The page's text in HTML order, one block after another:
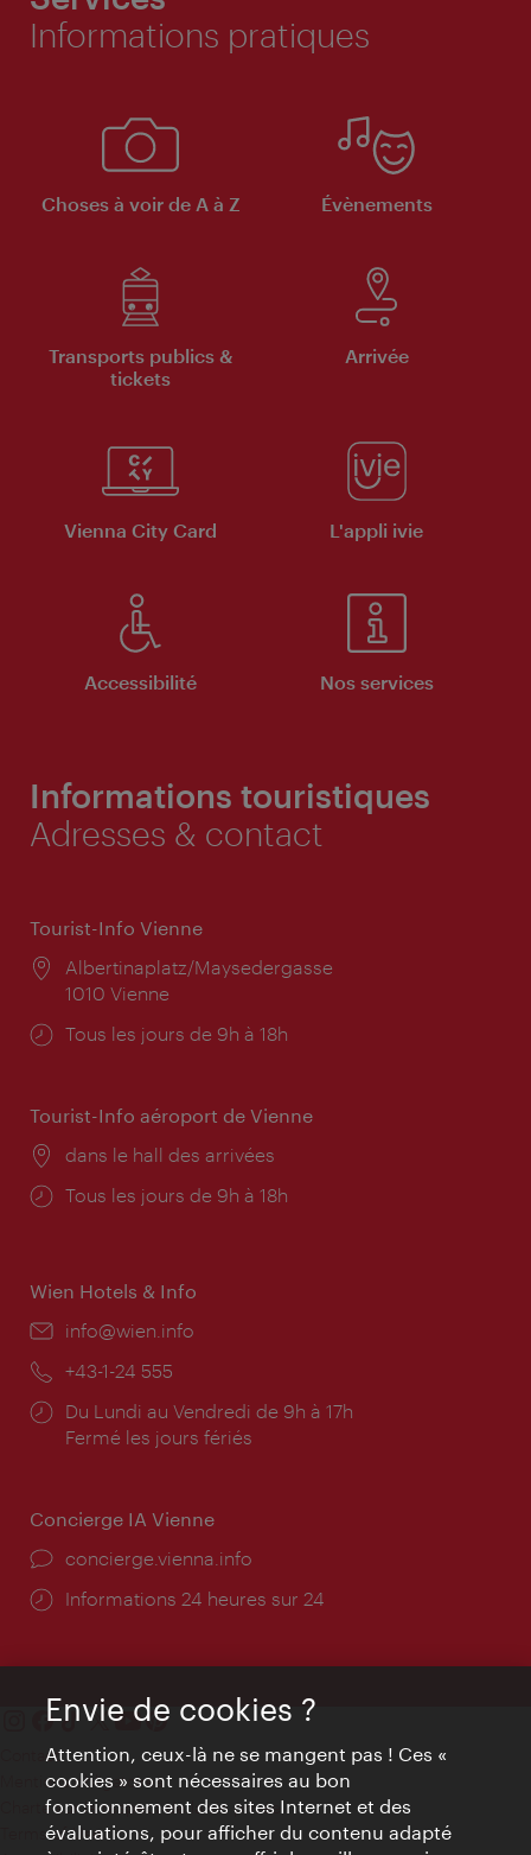
Informations pratiques
Choses à voir de A à Z Évènements
Transports publics &
tickets
Arrivée
Vienna City Card L'appli ivie
Accessibilité Nos services
Informations touristiques
Adresses & contact
Tourist-Info Vienne
Lieu:
Albertinaplatz/Maysedergasse
1010 Vienne
Horaires
Tous les jours de 9h à 18h
Tourist-Info aéroport de Vienne
Lieu:
dans le hall des arrivées
Horaires
Tous les jours de 9h à 18h
Wien Hotels & Info
E-
info@wien.info
Téléphone:
+43-1-24 555
Horaires
d'ouverture:
Du Lundi au Vendredi de 9h à 17h
Fermé les jours fériés
Concierge IA Vienne
Ort:
concierge.vienna.info
Öffnungszeiten:
Informations 24 heures sur 24
Contact
Mentions obligatoires
Charte sur le respect de la vie privée
Terms of Use
Envie de cookies ?
Attention, ceux-là ne se mangent pas ! Ces «
cookies » sont nécessaires au bon
fonctionnement des sites Internet et des
évaluations, pour afficher du contenu adapté